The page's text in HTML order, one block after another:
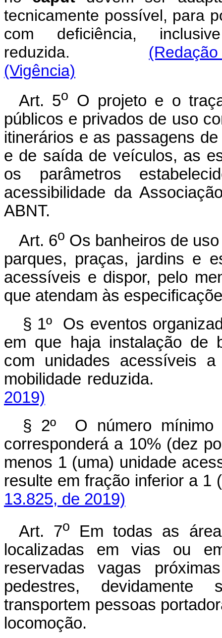
tecnicamente possível, para
com deficiência,
reduzida.
(Vigência)
Art. 5o
O projeto e o
públicos e privados de uso
itinerários e as passagens
e de saída de veículos, as
os parâmetros
acessibilidade da
ABNT.
Art. 6o Os banheiros de
parques, praças, jardins e
acessíveis e dispor, pelo
que atendam às
§ 1º Os eventos
em que haja instalação de
com unidades acessíveis
mobilidade
2019)
§ 2º O número mínimo
corresponderá a 10% (dez
menos 1 (uma) unidade
resulte em fração inferior a 1
13.825, de 2019)
Art. 7o
Em todas as
localizadas em vias ou
reservadas vagas
pedestres,
transportem pessoas
locomoção.